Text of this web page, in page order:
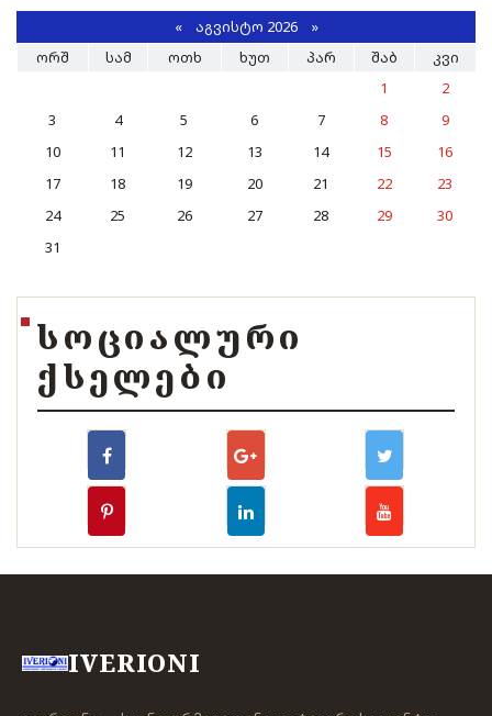
«ᲐᲒᲕᲘᲡᲢᲝ 2026 »
ᲝᲠᲨ
ᲡᲐᲛ ᲝᲗᲮ ᲮᲣᲗ ᲞᲐᲠ ᲨᲐᲑ
ᲙᲕᲘ
1
2
3
4 5 6 7 8
9
10
11 12 13 14 15
16
17
18 19 20 21 22
23
24
25 26 27 28 29
30
31
ᲡᲝᲪᲘᲐᲚᲣᲠᲘ
ᲥᲡᲔᲚᲔᲑᲘ
IVERIONI